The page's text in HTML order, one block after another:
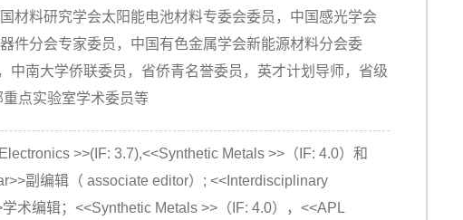
材料研究学会太阳能电池材料专委会委员，中国感光学会
件分会专家委员，中国有色金属学会新能源材料分会委
中南大学侨联委员，省侨青名誉委员，英才计划导师，省级
点实验室学术委员等
>>(IF: 3.7),<<Synthetic Metals >>（IF: 4.0）和
副编辑（ associate editor）; <<Interdisciplinary
术编辑；<<Synthetic Metals >>（IF: 4.0），<<APL